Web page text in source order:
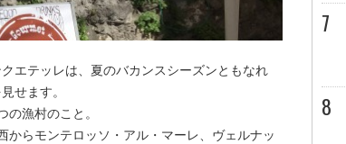
エテッレは、夏のバカンスシーズンともなれ
せます。
漁村のこと。
らモンテロッソ・アル・マーレ、ヴェルナッ